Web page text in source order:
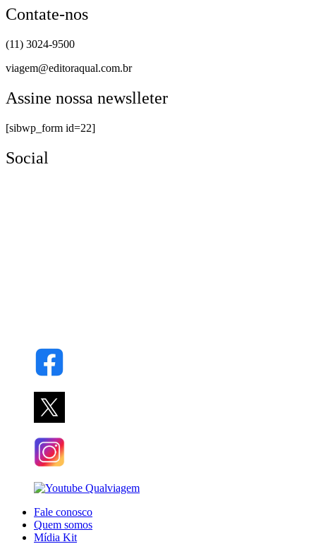
Contate-nos
(11) 3024-9500
viagem@editoraqual.com.br
Assine nossa newslleter
[sibwp_form id=22]
Social
Fale conosco
Quem somos
Mídia Kit